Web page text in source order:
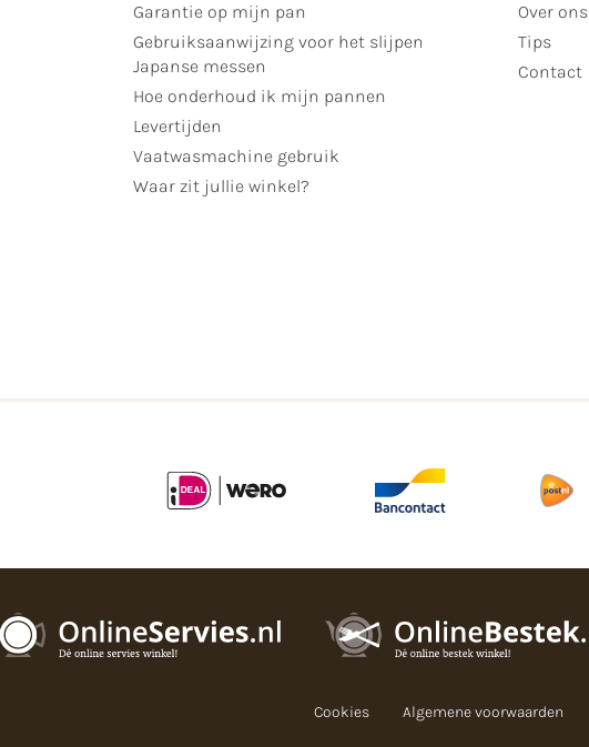
Garantie op mijn pan
Gebruiksaanwijzing voor het slijpen
Japanse messen
Hoe onderhoud ik mijn pannen
Levertijden
Vaatwasmachine gebruik
Waar zit jullie winkel?
Over ons
Tips
Contact
Cookies Algemene voorwaarden